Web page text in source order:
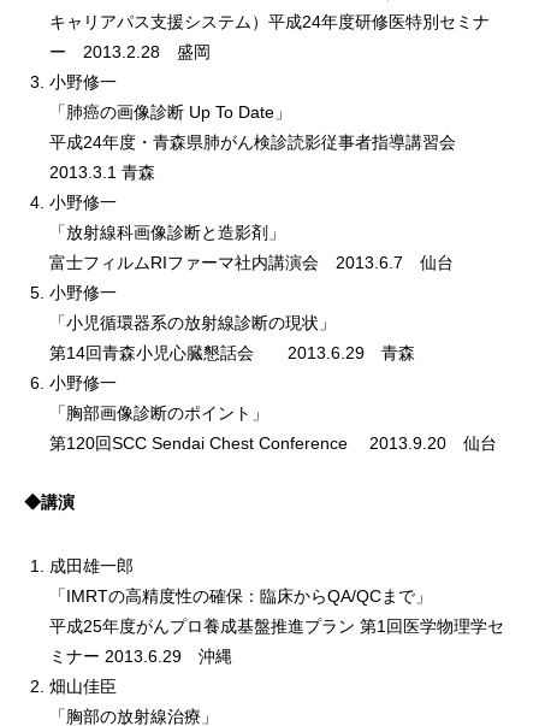
キャリアパス支援システム）平成24年度研修医特別セミナ
ー 2013.2.28 盛岡
小野修一
「肺癌の画像診断 Up To Date」
平成24年度・青森県肺がん検診読影従事者指導講習会
2013.3.1 青森
小野修一
「放射線科画像診断と造影剤」
富士フィルムRIファーマ社内講演会 2013.6.7 仙台
小野修一
「小児循環器系の放射線診断の現状」
第14回青森小児心臓懇話会 2013.6.29 青森
小野修一
「胸部画像診断のポイント」
第120回SCC Sendai Chest Conference 2013.9.20 仙台
◆講演
成田雄一郎
「IMRTの高精度性の確保：臨床からQA/QCまで」
平成25年度がんプロ養成基盤推進プラン 第1回医学物理学セ
ミナー 2013.6.29 沖縄
畑山佳臣
「胸部の放射線治療」